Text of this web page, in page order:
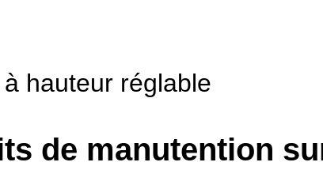
hauteur réglable
de manutention